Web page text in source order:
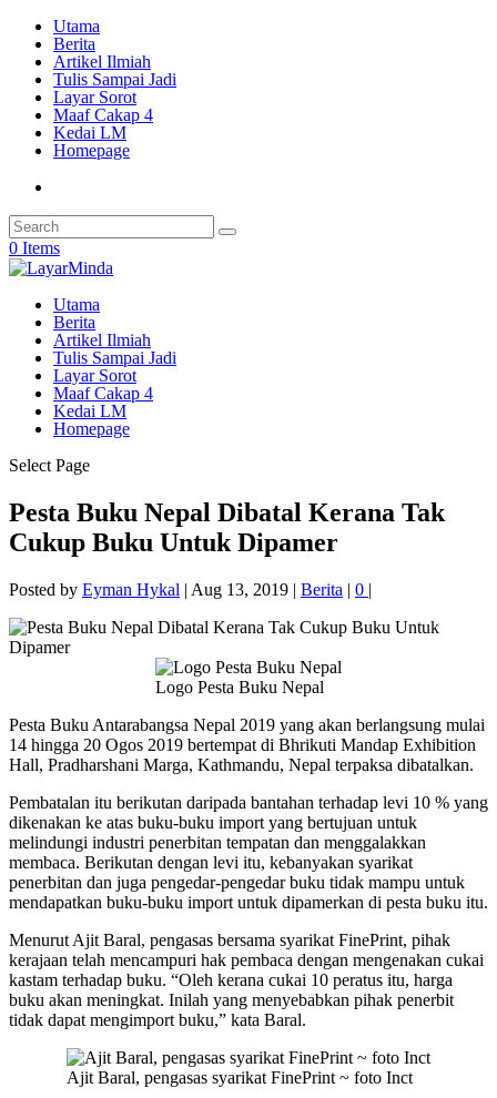
Utama
Berita
Artikel Ilmiah
Tulis Sampai Jadi
Layar Sorot
Maaf Cakap 4
Kedai LM
Homepage
0 Items
Utama
Berita
Artikel Ilmiah
Tulis Sampai Jadi
Layar Sorot
Maaf Cakap 4
Kedai LM
Homepage
Select Page
Pesta Buku Nepal Dibatal Kerana Tak
Cukup Buku Untuk Dipamer
Posted by Eyman Hykal | Aug 13, 2019 | Berita | 0 |
Logo Pesta Buku Nepal
Pesta Buku Antarabangsa Nepal 2019 yang akan berlangsung mulai
14 hingga 20 Ogos 2019 bertempat di Bhrikuti Mandap Exhibition
Hall, Pradharshani Marga, Kathmandu, Nepal terpaksa dibatalkan.
Pembatalan itu berikutan daripada bantahan terhadap levi 10 % yang
dikenakan ke atas buku-buku import yang bertujuan untuk
melindungi industri penerbitan tempatan dan menggalakkan
membaca. Berikutan dengan levi itu, kebanyakan syarikat
penerbitan dan juga pengedar-pengedar buku tidak mampu untuk
mendapatkan buku-buku import untuk dipamerkan di pesta buku itu.
Menurut Ajit Baral, pengasas bersama syarikat FinePrint, pihak
kerajaan telah mencampuri hak pembaca dengan mengenakan cukai
kastam terhadap buku. “Oleh kerana cukai 10 peratus itu, harga
buku akan meningkat. Inilah yang menyebabkan pihak penerbit
tidak dapat mengimport buku,” kata Baral.
Ajit Baral, pengasas syarikat FinePrint ~ foto Inct